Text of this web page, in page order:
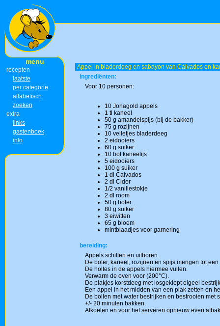
menu
recepten
laatste
per categorie
alfabetisch
zoeken
extra
links
gastenboek
info
Appel in bladerdeeg en sabayon van Calvados en
ingrediënten:
Voor 10 personen:
10 Jonagold appels
1 tl kaneel
50 g amandelspijs (bij de bakker)
75 g rozijnen
10 velletjes bladerdeeg
2 eidooiers
60 g suiker
10 bol kaneelijs
5 eidooiers
100 g suiker
1 dl Calvados
2 dl Cider
1/2 vanillestokje
2 dl room
50 g boter
80 g suiker
3 eiwitten
65 g bloem
mintblaadjes voor garnering
bereiding:
Appels schillen en uitboren.
De boter, kaneel, rozijnen en spijs mengen tot
De holtes in de appels hiermee vullen.
Verwarm de oven voor (200°C).
De plakjes korstdeeg met losgeklopt eigeel
Een appel in het midden van een plak zetten en
De bollen met water bestrijken en bestrooien met
+/- 20 minuten bakken.
Afkoelen en voor het serveren opnieuw even